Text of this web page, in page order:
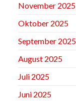
November 2025
Oktober 2025
September 2025
August 2025
Juli 2025
Juni 2025